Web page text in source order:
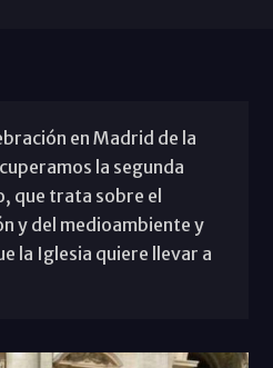
en Madrid de la
la segunda
que trata sobre el
y del medioambiente y
la Iglesia quiere llevar a